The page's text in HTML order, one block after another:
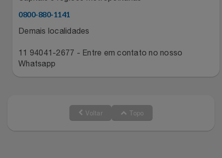
0800-880-1141
Demais localidades
11 94041-2677 - Entre em contato no nosso
Whatsapp
Voltar Topo